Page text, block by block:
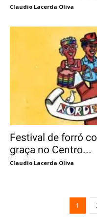
Claudio Lacerda Oliva
Festival de forró
graça no Centro...
Claudio Lacerda Oliva
1